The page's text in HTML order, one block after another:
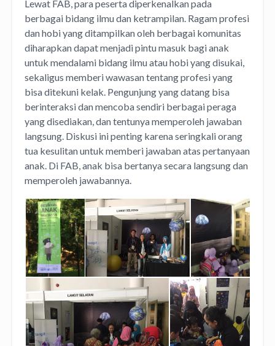
Lewat FAB, para peserta diperkenalkan pada
berbagai bidang ilmu dan ketrampilan. Ragam profesi
dan hobi yang ditampilkan oleh berbagai komunitas
diharapkan dapat menjadi pintu masuk bagi anak
untuk mendalami bidang ilmu atau hobi yang disukai,
sekaligus memberi wawasan tentang profesi yang
bisa ditekuni kelak. Pengunjung yang datang bisa
berinteraksi dan mencoba sendiri berbagai peraga
yang disediakan, dan tentunya memperoleh jawaban
langsung. Diskusi ini penting karena seringkali orang
tua kesulitan untuk memberi jawaban atas pertanyaan
anak. Di FAB, anak bisa bertanya secara langsung dan
memperoleh jawabannya.